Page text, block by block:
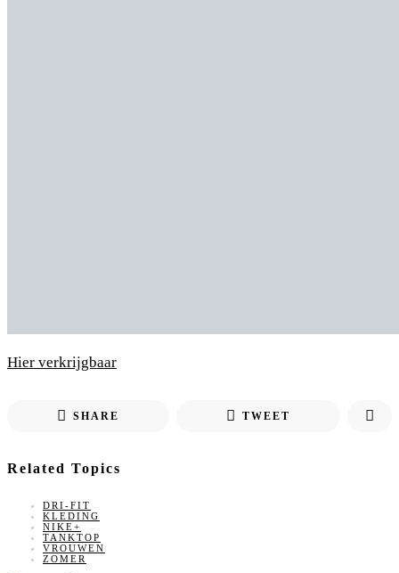
Hier verkrijgbaar
SHARE TWEET
Related Topics
DRI-FIT
KLEDING
NIKE+
TANKTOP
VROUWEN
ZOMER